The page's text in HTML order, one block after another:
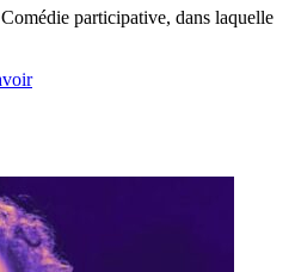
participative, dans laquelle